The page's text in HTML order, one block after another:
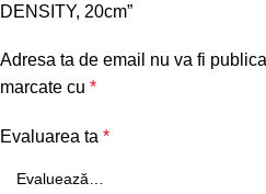
DENSITY, 20cm”
Adresa ta de email nu va fi
marcate cu *
Evaluarea ta *